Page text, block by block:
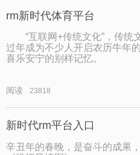
rm新时代体育平台
“互联网+传统文化”，传统
过年成为不少人开启农历牛年
喜乐安宁的别样记忆。
阅读 23818
新时代rm平台入口
辛丑年的春晚，是奋斗的成